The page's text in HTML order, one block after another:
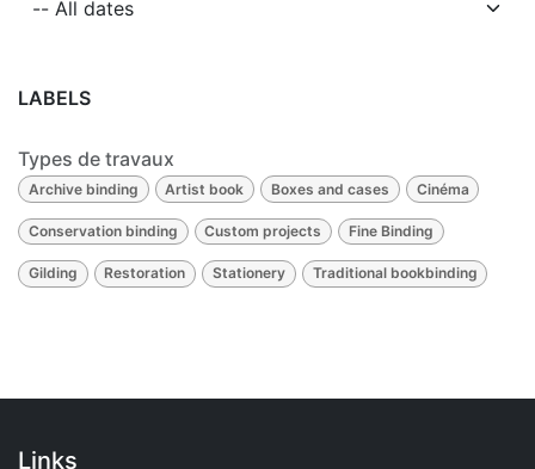
LABELS
Types de travaux
Archive binding Artist book Boxes and cases Cinéma
Conservation binding Custom projects Fine Binding
Gilding Restoration Stationery Traditional bookbinding
Links